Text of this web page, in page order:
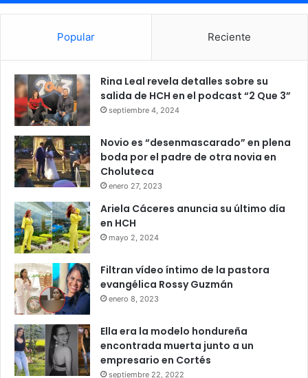
Popular Reciente
Rina Leal revela detalles sobre su
salida de HCH en el podcast “2 Que 3”
septiembre 4, 2024
Novio es “desenmascarado” en plena
boda por el padre de otra novia en
Choluteca
enero 27, 2023
Ariela Cáceres anuncia su último día
en HCH
mayo 2, 2024
Filtran vídeo íntimo de la pastora
evangélica Rossy Guzmán
enero 8, 2023
Ella era la modelo hondureña
encontrada muerta junto a un
empresario en Cortés
septiembre 22, 2022